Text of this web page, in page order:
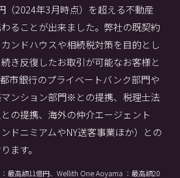
（2024年3月時点）を超える不動産
ることが出来ました。弊社の既契約
ンドハウスや相続税対策を目的とし
き反復したお取引が可能なお客様と
市銀行のプライベートバンク部門や
ンション部門※との提携、税理士法
の提携、海外の仲介エージェント
ンドニミアムやNY送客事業ほか）との
ます。
最高額11億円、Wellith One Aoyama ：最高額20